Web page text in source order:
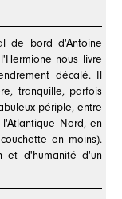
de bord d'Antoine
nous livre
décalé. Il
tranquille, parfois
périple, entre
Nord, en
en moins).
et d'humanité d'un